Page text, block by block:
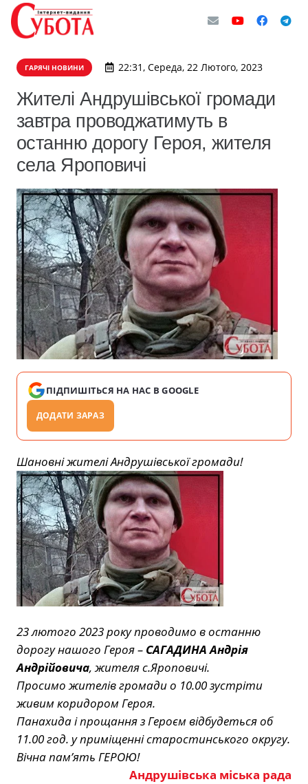
ГАРЯЧІ НОВИНИ 22:31, Середа, 22 Лютого, 2023
Жителі Андрушівської громади
завтра проводжатимуть в
останню дорогу Героя, жителя
села Яроповичі
ПІДПИШІТЬСЯ НА НАС В GOOGLE
ДОДАТИ ЗАРАЗ
Шановні жителі Андрушівської громади!
23 лютого 2023 року проводимо в останню
дорогу нашого Героя – САГАДИНА Андрія
Андрійовича, жителя с.Яроповичі.
Просимо жителів громади о 10.00 зустріти
живим коридором Героя.
Панахида і прощання з Героєм відбудеться об
11.00 год. у приміщенні старостинського округу.
Вічна пам’ять ГЕРОЮ!
Андрушівська міська рада